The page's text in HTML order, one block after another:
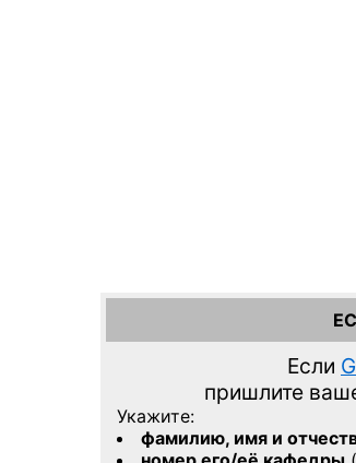
Если
пришлите
Укажите:
фамилию, имя и